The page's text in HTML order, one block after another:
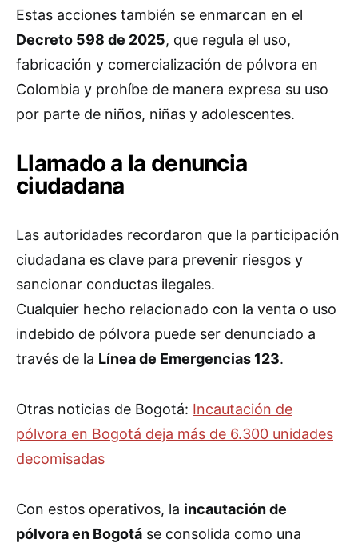
Estas acciones también se enmarcan en el
Decreto 598 de 2025, que regula el uso,
fabricación y comercialización de pólvora en
Colombia y prohíbe de manera expresa su uso
por parte de niños, niñas y adolescentes.
Llamado a la denuncia
ciudadana
Las autoridades recordaron que la participación
ciudadana es clave para prevenir riesgos y
sancionar conductas ilegales.
Cualquier hecho relacionado con la venta o uso
indebido de pólvora puede ser denunciado a
través de la Línea de Emergencias 123.
Otras noticias de Bogotá: Incautación de
pólvora en Bogotá deja más de 6.300 unidades
decomisadas
Con estos operativos, la incautación de
pólvora en Bogotá se consolida como una